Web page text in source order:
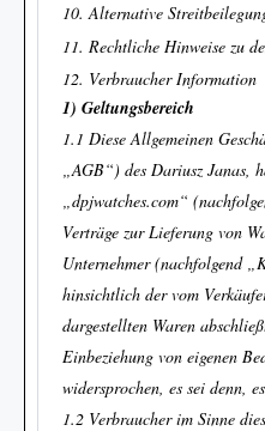
10. Alternative
11. Rechtliche Hinweise zu
12. Verbraucher Information
1) Geltungsbereich
1.1 Diese Allgemeinen
„AGB“) des Dariusz Janas,
„dpjwatches.com“
Verträge zur Lieferung von
Unternehmer (nachfolgend
hinsichtlich der vom
dargestellten Waren
Einbeziehung von eigenen
widersprochen, es sei denn,
1.2 Verbraucher im Sinne